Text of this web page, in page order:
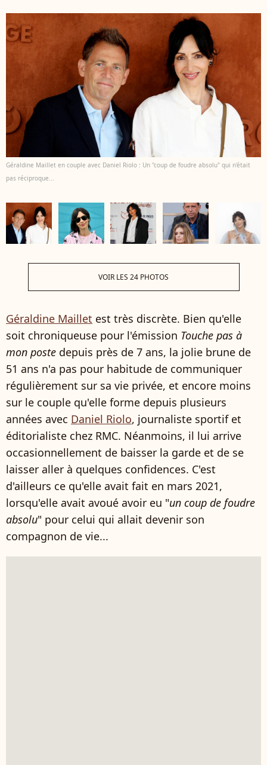
Géraldine Maillet en couple avec Daniel Riolo : Un "coup de foudre absolu" qui n'était
pas réciproque...
VOIR LES 24 PHOTOS
Géraldine Maillet est très discrète. Bien qu'elle
soit chroniqueuse pour l'émission Touche pas à
mon poste depuis près de 7 ans, la jolie brune de
51 ans n'a pas pour habitude de communiquer
régulièrement sur sa vie privée, et encore moins
sur le couple qu'elle forme depuis plusieurs
années avec Daniel Riolo, journaliste sportif et
éditorialiste chez RMC. Néanmoins, il lui arrive
occasionnellement de baisser la garde et de se
laisser aller à quelques confidences. C'est
d'ailleurs ce qu'elle avait fait en mars 2021,
lorsqu'elle avait avoué avoir eu "un coup de foudre
absolu" pour celui qui allait devenir son
compagnon de vie...